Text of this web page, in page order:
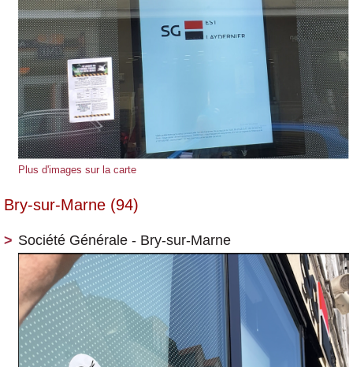
Plus d'images sur la carte
Bry-sur-Marne (94)
Société Générale - Bry-sur-Marne